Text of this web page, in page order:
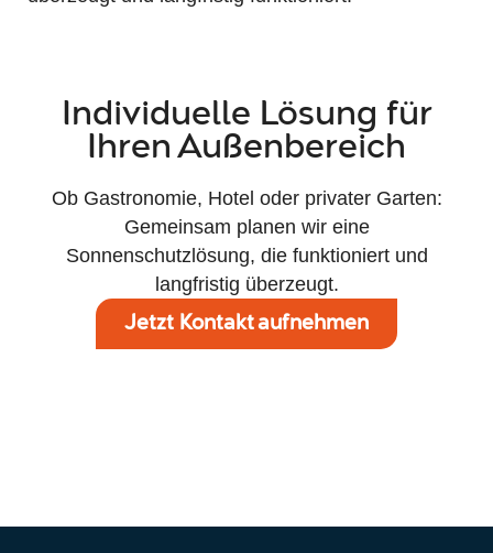
Individuelle Lösung für
Ihren Außenbereich
Ob Gastronomie, Hotel oder privater Garten:
Gemeinsam planen wir eine
Sonnenschutzlösung, die funktioniert und
langfristig überzeugt.
Jetzt Kontakt aufnehmen